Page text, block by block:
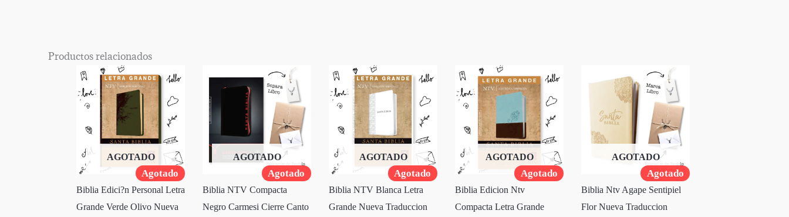
Pódcast
Productos relacionados
Agotado
AGOTADO
Biblia Edici?n Personal Letra
Grande Verde Olivo Nueva
Agotado
AGOTADO
Biblia NTV Compacta
Negro Carmesi Cierre Canto
Agotado
AGOTADO
Biblia NTV Blanca Letra
Grande Nueva Traduccion
Agotado
AGOTADO
Biblia Edicion Ntv
Compacta Letra Grande
Agotado
AGOTADO
Biblia Ntv Agape Sentipiel
Flor Nueva Traduccion